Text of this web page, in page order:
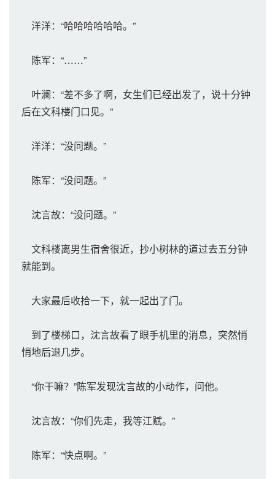
洋洋：“哈哈哈哈哈哈。”
陈军：“……”
叶澜：“差不多了啊，女生们已经出发了，说十分钟
后在文科楼门口见。”
洋洋：“没问题。”
陈军：“没问题。”
沈言故：“没问题。”
文科楼离男生宿舍很近，抄小树林的道过去五分钟
就能到。
大家最后收拾一下，就一起出了门。
到了楼梯口，沈言故看了眼手机里的消息，突然悄
悄地后退几步。
“你干嘛？”陈军发现沈言故的小动作，问他。
沈言故：“你们先走，我等江赋。”
陈军：“快点啊。”